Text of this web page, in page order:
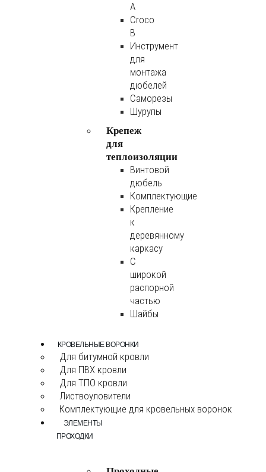
A
Croco
B
Инструмент
для
монтажа
дюбелей
Саморезы
Шурупы
Крепеж
для
теплоизоляции
Винтовой
дюбель
Комплектующие
Крепление
к
деревянному
каркасу
С
широкой
распорной
частью
Шайбы
КРОВЕЛЬНЫЕ ВОРОНКИ
Для битумной кровли
Для ПВХ кровли
Для ТПО кровли
Листвоуловители
Комплектующие для кровельных воронок
ЭЛЕМЕНТЫ
ПРОХОДКИ